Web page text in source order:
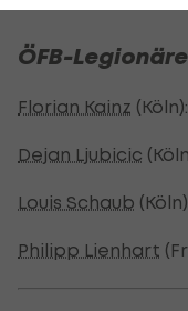
ÖFB-
Florian Kainz
Dejan Ljubicic
Louis Schaub
Philipp Lienhart